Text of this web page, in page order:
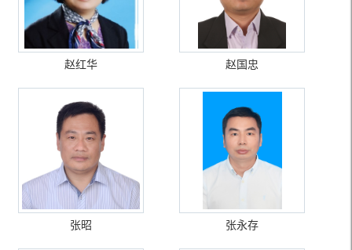
赵红华 赵国忠
张昭 张永存